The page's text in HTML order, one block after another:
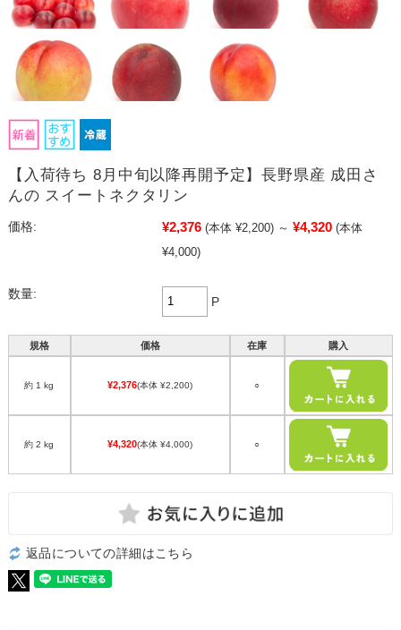
【入荷待ち 8月中旬以降再開予定】長野県産 成田さ
んの スイートネクタリン
価格: ¥2,376 (本体 ¥2,200) ～ ¥4,320 (本体
¥4,000)
数量:
P
規格 価格 在庫 購入
約 1 kg ¥2,376(本体 ¥2,200) ○
約 2 kg ¥4,320(本体 ¥4,000) ○
返品についての詳細はこちら